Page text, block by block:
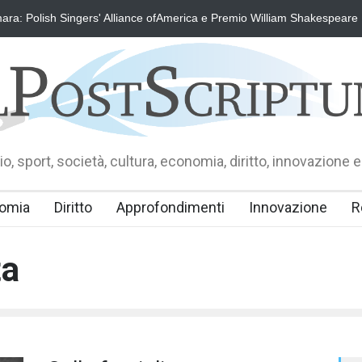
Polish Singers' Alliance ofAmerica e Premio William Shakespeare
sport, società, cultura, economia, diritto, innovazione
Diritto Approfondimenti Innovazione